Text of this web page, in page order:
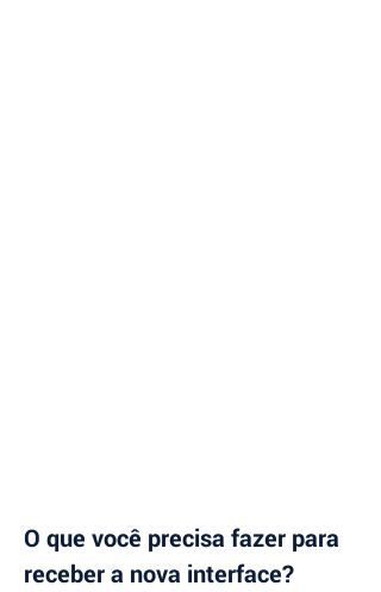
O que você precisa fazer para
receber a nova interface?